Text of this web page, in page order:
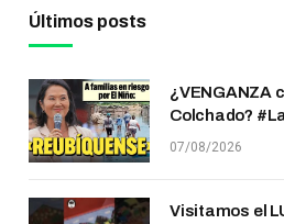
Últimos posts
¿VENGANZA
Colchado?
07/08/2026
Visitamos el